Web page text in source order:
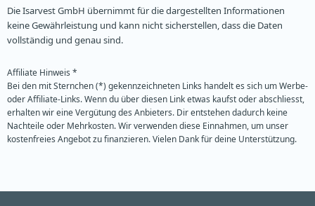
Die Isarvest GmbH übernimmt für die dargestellten Informationen
keine Gewährleistung und kann nicht sicherstellen, dass die Daten
vollständig und genau sind.
Affiliate Hinweis *
Bei den mit Sternchen (*) gekennzeichneten Links handelt es sich um Werbe-
oder Affiliate-Links. Wenn du über diesen Link etwas kaufst oder abschliesst,
erhalten wir eine Vergütung des Anbieters. Dir entstehen dadurch keine
Nachteile oder Mehrkosten. Wir verwenden diese Einnahmen, um unser
kostenfreies Angebot zu finanzieren. Vielen Dank für deine Unterstützung.